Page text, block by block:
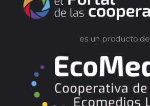
es un producto de